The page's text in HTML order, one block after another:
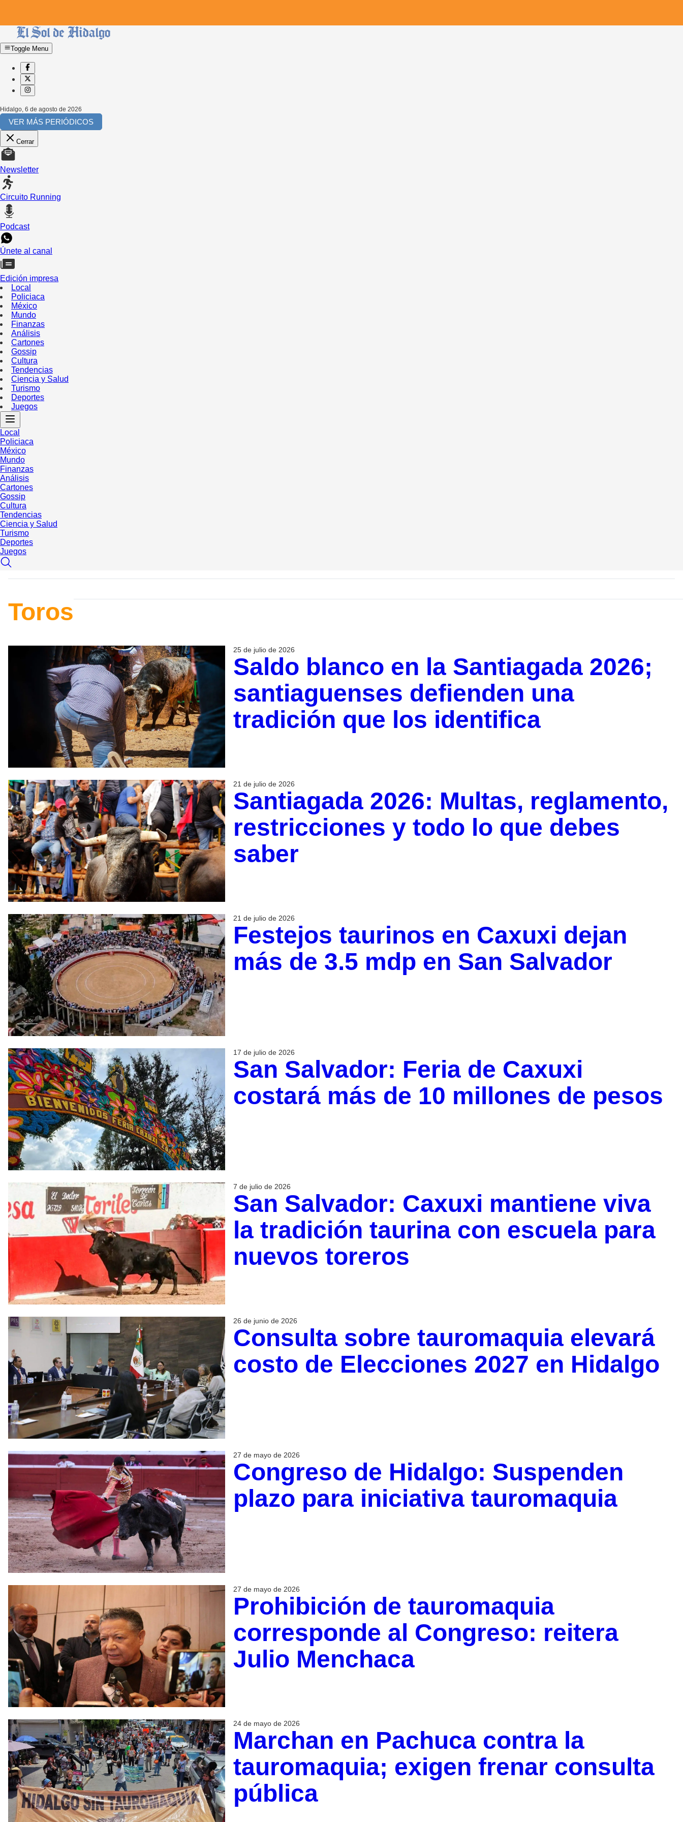
Toggle Menu
Hidalgo, 6 de agosto de 2026
VER MÁS PERIÓDICOS
Cerrar
Newsletter
Circuito Running
Podcast
Únete al canal
Edición impresa
Local
Policiaca
México
Mundo
Finanzas
Análisis
Cartones
Gossip
Cultura
Tendencias
Ciencia y Salud
Turismo
Deportes
Juegos
Local
Policiaca
México
Mundo
Finanzas
Análisis
Cartones
Gossip
Cultura
Tendencias
Ciencia y Salud
Turismo
Deportes
Juegos
Toros
25 de julio de 2026
Saldo blanco en la Santiagada 2026;
santiaguenses defienden una
tradición que los identifica
21 de julio de 2026
Santiagada 2026: Multas, reglamento,
restricciones y todo lo que debes
saber
21 de julio de 2026
Festejos taurinos en Caxuxi dejan
más de 3.5 mdp en San Salvador
17 de julio de 2026
San Salvador: Feria de Caxuxi
costará más de 10 millones de pesos
7 de julio de 2026
San Salvador: Caxuxi mantiene viva
la tradición taurina con escuela para
nuevos toreros
26 de junio de 2026
Consulta sobre tauromaquia elevará
costo de Elecciones 2027 en Hidalgo
27 de mayo de 2026
Congreso de Hidalgo: Suspenden
plazo para iniciativa tauromaquia
27 de mayo de 2026
Prohibición de tauromaquia
corresponde al Congreso: reitera
Julio Menchaca
24 de mayo de 2026
Marchan en Pachuca contra la
tauromaquia; exigen frenar consulta
pública